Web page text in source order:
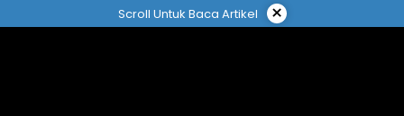
ke
Scroll Untuk Baca Artikel ×